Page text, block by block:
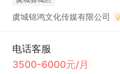
虞城锦鸿文化传媒有限公司
电话客服
3500-6000元/月